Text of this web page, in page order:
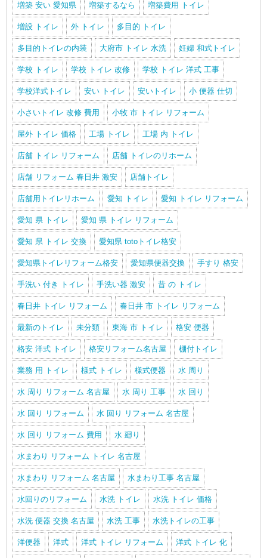
増築 安い 愛知県 増築するなら 増築費用 トイレ
増設 トイレ 外 トイレ 多目的 トイレ
多目的トイレの内装 大府市 トイレ 水洗 妊婦 和式トイレ
学校 トイレ 学校 トイレ 改修 学校 トイレ 洋式 工事
学校洋式トイレ 安い トイレ 安いトイレ 小 便器 仕切
小さいトイレ 改修 費用 小牧 市 トイレ リフォーム
屋外 トイレ 価格 工場 トイレ 工場 内 トイレ
店舗 トイレ リフォーム 店舗 トイレのリホーム
店舗 リフォーム 春日井 激安 店舗トイレ
店舗用トイレリホーム 愛知 トイレ 愛知 トイレ リフォーム
愛知 県 トイレ 愛知 県 トイレ リフォーム
愛知 県 トイレ 交換 愛知県 totoトイレ格安
愛知県トイレリフォーム格安 愛知県便器交換 手すり 格安
手洗い 付き トイレ 手洗い器 激安 昔 の トイレ
春日井 トイレ リフォーム 春日井 市 トイレ リフォーム
最新のトイレ 未分類 東海 市 トイレ 格安 便器
格安 洋式 トイレ 格安リフォーム名古屋 棚付トイレ
業務 用 トイレ 様式 トイレ 様式便器 水 周り
水 周り リフォーム 名古屋 水 周り 工事 水 回り
水 回り リフォーム 水 回り リフォーム 名古屋
水 回り リフォーム 費用 水 廻り
水まわり リフォーム トイレ 名古屋
水まわり リフォーム 名古屋 水まわり工事 名古屋
水回りのリフォーム 水洗 トイレ 水洗 トイレ 価格
水洗 便器 交換 名古屋 水洗 工事 水洗トイレの工事
洋便器 洋式 洋式 トイレ リフォーム 洋式 トイレ 化